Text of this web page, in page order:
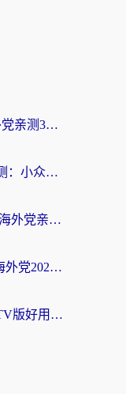
雷神手游和sixfast哪个好？海外党亲测3款回国加速器，教你选对不踩坑
穿梭和快喵好用吗？海外党亲测：小众加速器对比+番茄加速器深度体验
云极和Unblock Youku好用吗？海外党亲测+2026回国加速器避坑指南
ChickCN和海外回国好用吗？海外党2026亲测：从手游到影音，选对加速器的3个关键
海外党必看：雷神手游和快帆TV版好用吗？3步选对回国加速器不踩坑